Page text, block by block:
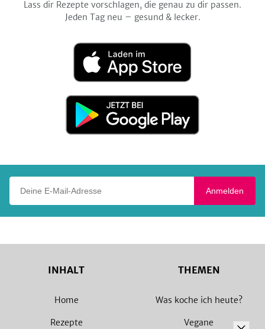
Lass dir Rezepte vorschlagen, die genau zu dir passen.
Jeden Tag neu – gesund & lecker.
Laden
im
App
Jetzt
Google
Anmelden
INHALT
Home
Rezepte
THEMEN
Was koche ich heute?
Vegane